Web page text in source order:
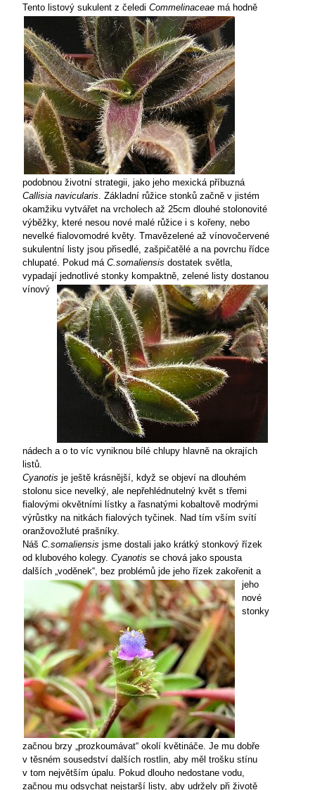
Tento listový sukulent z čeledi Commelinaceae má hodně
podobnou životní strategii, jako jeho mexická příbuzná
Callisia navicularis. Základní růžice stonků začně v jistém
okamžiku vytvářet na vrcholech až 25cm dlouhé stolonovité
výběžky, které nesou nové malé růžice i s kořeny, nebo
nevelké fialovomodré květy. Tmavězelené až vínovočervené
sukulentní listy jsou přisedlé, zašpičatělé a na povrchu řídce
chlupaté. Pokud má C.somaliensis dostatek světla,
vypadají jednotlivé stonky kompaktně, zelené listy dostanou
vínový
nádech a o to víc vyniknou bílé chlupy hlavně na okrajích
listů.
Cyanotis je ještě krásnější, když se objeví na dlouhém
stolonu sice nevelký, ale nepřehlédnutelný květ s třemi
fialovými okvětními lístky a řasnatými kobaltově modrými
výrůstky na nitkách fialových tyčinek. Nad tím vším svítí
oranžovožluté prašníky.
Náš C.somaliensis jsme dostali jako krátký stonkový řízek
od klubového kolegy. Cyanotis se chová jako spousta
dalších „voděnek“, bez problémů jde jeho řízek zakořenit a
jeho
nové
stonky
začnou brzy „prozkoumávat“ okolí květináče. Je mu dobře
v těsném sousedství dalších rostlin, aby měl trošku stínu
v tom největším úpalu. Pokud dlouho nedostane vodu,
začnou mu odsychat nejstarší listy, aby udržely při životě